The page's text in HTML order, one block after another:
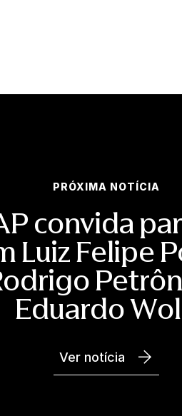
PRÓXIMA NOTÍCIA
convida
Luiz Felipe
Eduardo
Ver notícia